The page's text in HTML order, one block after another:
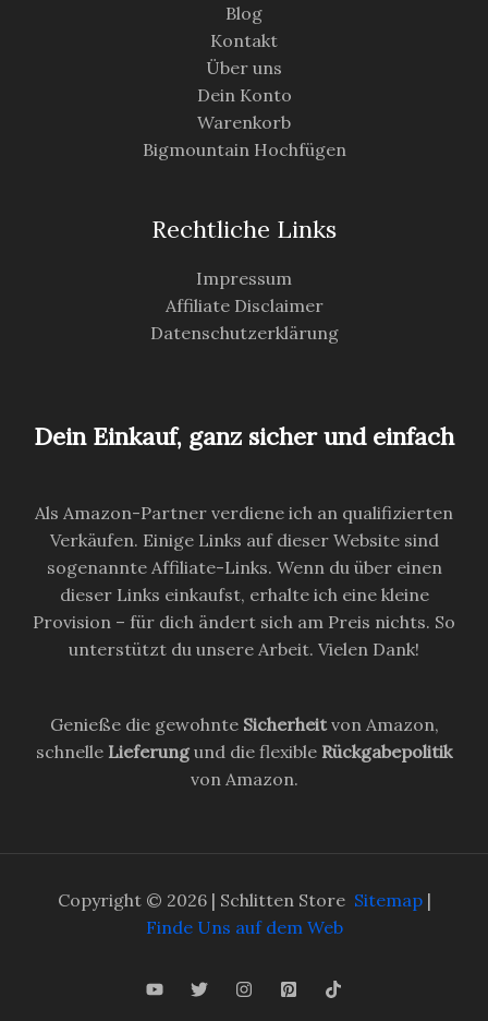
Blog
Kontakt
Über uns
Dein Konto
Warenkorb
Bigmountain Hochfügen
Rechtliche Links
Impressum
Affiliate Disclaimer
Datenschutzerklärung
Dein Einkauf, ganz sicher und einfach
Als Amazon-Partner verdiene ich an qualifizierten
Verkäufen. Einige Links auf dieser Website sind
sogenannte Affiliate-Links. Wenn du über einen
dieser Links einkaufst, erhalte ich eine kleine
Provision – für dich ändert sich am Preis nichts. So
unterstützt du unsere Arbeit. Vielen Dank!
Genieße die gewohnte Sicherheitvon Amazon,
schnelle Lieferungund die flexible Rückgabepolitik
von Amazon.
Copyright © 2026 | Schlitten Store Sitemap|
Finde Uns auf dem Web